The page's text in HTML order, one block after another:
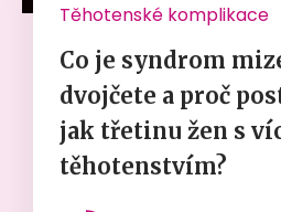
Těhotenské komplikace
Co je syndrom
dvojčete a proč
jak třetinu žen s
těhotenstvím?